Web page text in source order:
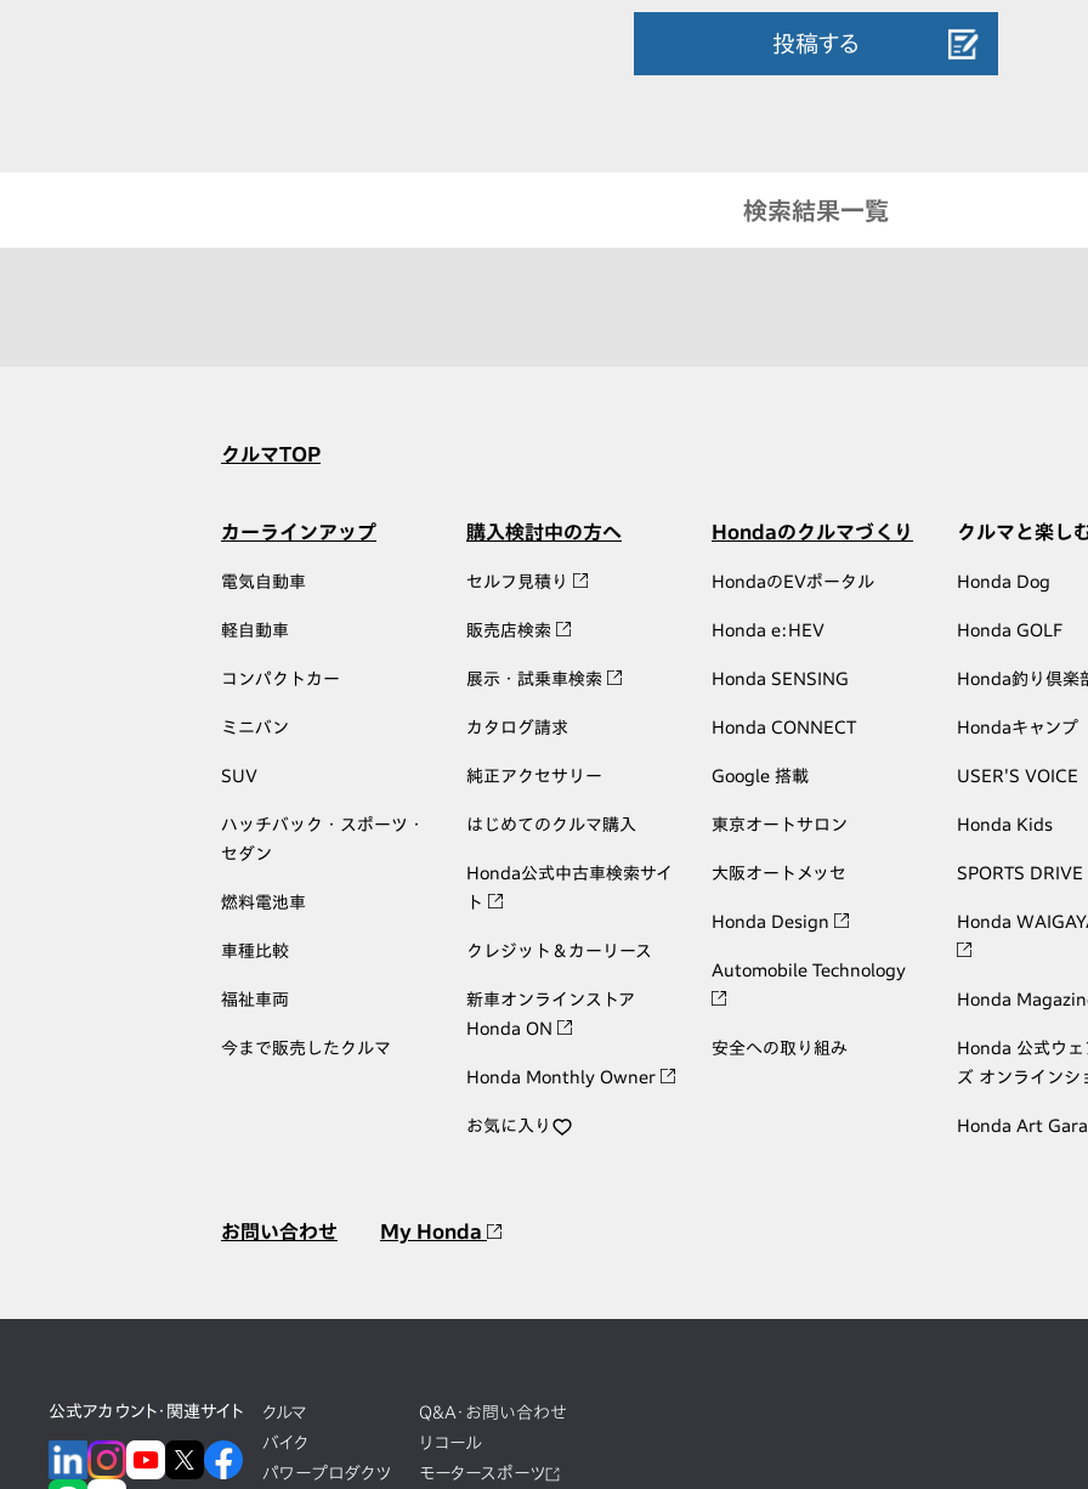
投稿する
検索結果一覧
クルマTOP
カーラインアップ
電気自動車
軽自動車
コンパクトカー
ミニバン
SUV
ハッチバック・スポーツ・
セダン
燃料電池車
車種比較
福祉車両
今まで販売したクルマ
購入検討中の方へ
セルフ見積り
販売店検索
展示・試乗車検索
カタログ請求
純正アクセサリー
はじめてのクルマ購入
Honda公式中古車検索サイ
ト
クレジット＆カーリース
新車オンラインストア
Honda ON
Honda Monthly Owner
お気に入り
Hondaのクルマづくり
HondaのEVポータル
Honda e:HEV
Honda SENSING
Honda CONNECT
Google 搭載
東京オートサロン
大阪オートメッセ
Honda Design
Automobile Technology
安全への取り組み
クルマと楽し
Honda Dog
Honda GOLF
Honda釣り倶楽
Hondaキャンプ
USER'S VOICE
Honda Kids
SPORTS
Honda
Honda
Honda 公式ウェ
ズ オンラインシ
Honda Art
お問い合わせ My Honda
公式アカウント・関連サイト
クルマ
バイク
パワープロダクツ
Q&A・お問い合わせ
リコール
モータースポーツ